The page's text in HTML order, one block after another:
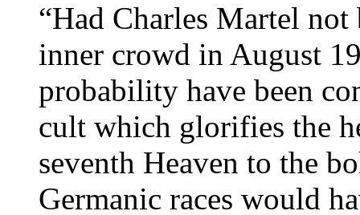
“Had Charles Martel
inner crowd in August
probability have been
cult which glorifies the
seventh Heaven to the
Germanic races would